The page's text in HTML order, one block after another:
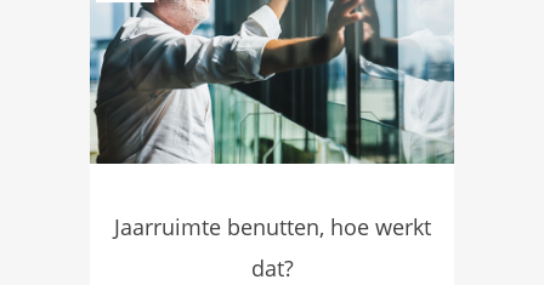
Jaarruimte benutten, hoe werkt
dat?